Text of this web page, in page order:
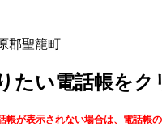
郡聖籠町
たい電話帳を
帳が表示されない場合は、電話帳